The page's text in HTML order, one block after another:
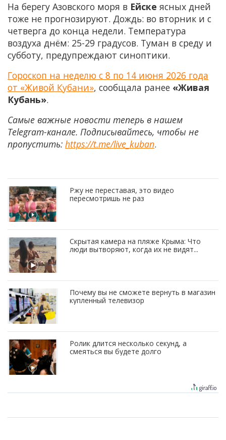
На берегу Азовского моря в Ейске ясных дней
тоже не прогнозируют. Дождь: во вторник и с
четверга до конца недели. Температура
воздуха днём: 25-29 градусов. Туман в среду и
субботу, предупреждают синоптики.
Гороскоп на неделю с 8 по 14 июня 2026 года
от «Живой Кубани», сообщала ранее «Живая
Кубань».
Самые важные новости теперь в нашем
Telegram-канале. Подписывайтесь, чтобы не
пропустить: https://t.me/live_kuban.
Ржу не переставая, это видео
пересмотришь не раз
Скрытая камера на пляже Крыма: Что
люди вытворяют, когда их не видят...
Почему вы не сможете вернуть в магазин
купленный телевизор
Ролик длится несколько секунд, а
смеяться вы будете долго